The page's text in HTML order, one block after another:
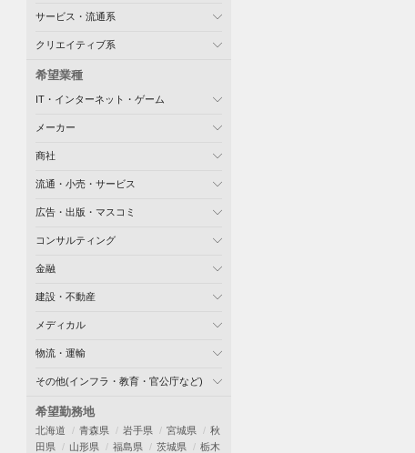
サービス・流通系
クリエイティブ系
希望業種
IT・インターネット・ゲーム
メーカー
商社
流通・小売・サービス
広告・出版・マスコミ
コンサルティング
金融
建設・不動産
メディカル
物流・運輸
その他(インフラ・教育・官公庁など)
希望勤務地
北海道 青森県 岩手県 宮城県
秋
田県
山形県 福島県 茨城県
栃木